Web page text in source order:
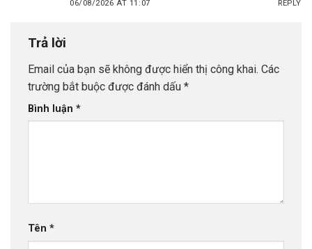
06/08/2026 AT 11:07 REPLY
Trả lời
Email của bạn sẽ không được hiển thị công khai. Các
trường bắt buộc được đánh dấu *
Bình luận *
Tên *